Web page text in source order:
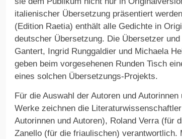
italienischer Übersetzung präsentiert
(Edition Raetia) enthält alle Gedichte in
deutscher Übersetzung. Die Übersetzer
Gantert, Ingrid Runggaldier und Michaela
geben beim vorgesehenen Runden Tisch
eines solchen Übersetzungs-Projekts.
Für die Auswahl der Autoren und
Werke zeichnen die
Autorinnen und Autoren), Roland Verra (für
Zanello (für die friaulischen) verantwortlich.